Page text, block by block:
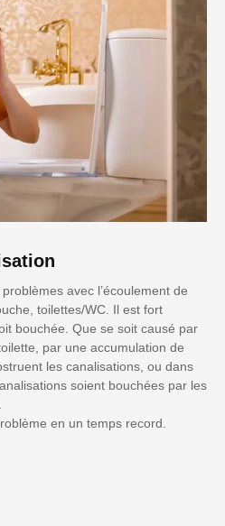
avec l’écoulement de
toilettes/WC. Il est fort
bouchée. Que se soit causé par
par une accumulation de
les canalisations, ou dans
soient bouchées par les
en un temps record.